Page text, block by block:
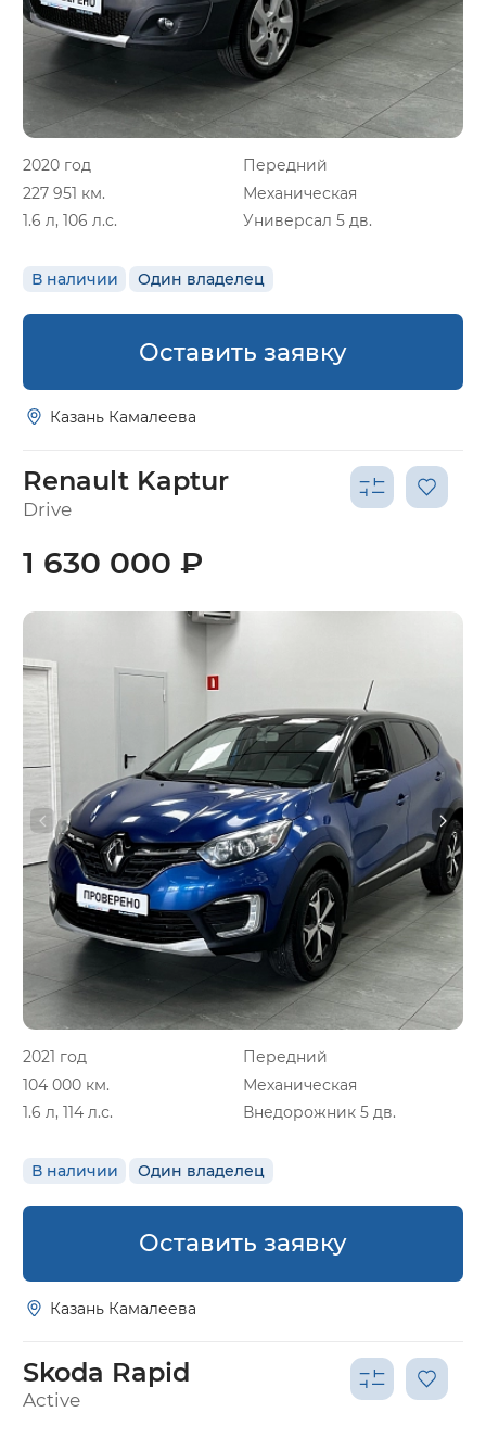
2020 год
Передний
227 951 км.
Механическая
1.6 л, 106 л.с.
Универсал 5 дв.
В наличии Один владелец
Оставить заявку
Казань Камалеева
Renault Kaptur
Drive
2021 год
Передний
104 000 км.
Механическая
1.6 л, 114 л.с.
Внедорожник 5 дв.
В наличии Один владелец
1 630 000 ₽
Оставить заявку
Казань Камалеева
Skoda Rapid
Active